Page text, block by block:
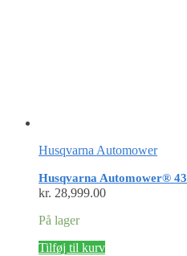
Husqvarna Automower
Husqvarna Automower®
kr. 28,999.00
På lager
Tilføj til kurv